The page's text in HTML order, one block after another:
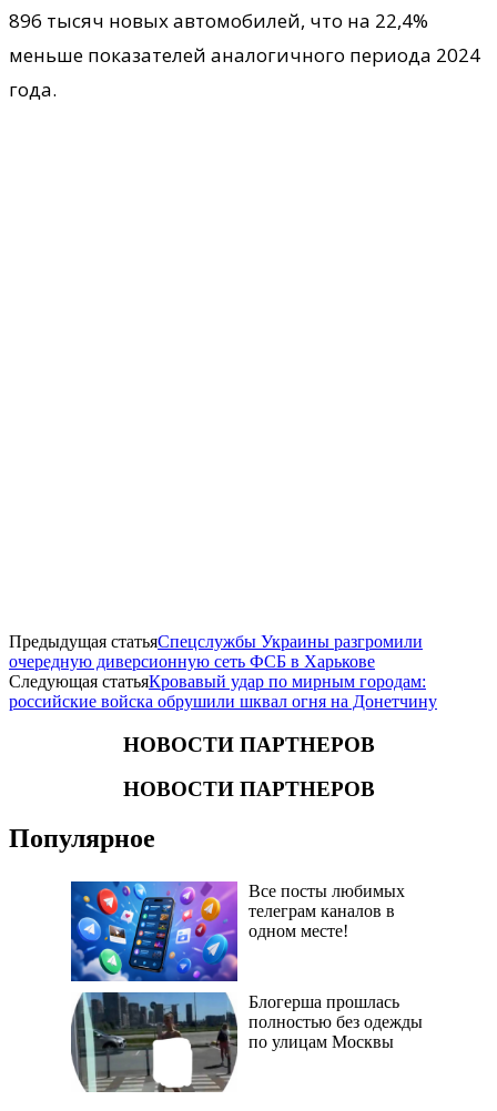
896 тысяч новых автомобилей, что на 22,4%
меньше показателей аналогичного периода 2024
года.
Предыдущая статьяСпецслужбы Украины разгромили
очередную диверсионную сеть ФСБ в Харькове
Следующая статьяКровавый удар по мирным городам:
российские войска обрушили шквал огня на Донетчину
НОВОСТИ ПАРТНЕРОВ
НОВОСТИ ПАРТНЕРОВ
Популярное
Все посты любимых
телеграм каналов в
одном месте!
Блогерша прошлась
полностью без одежды
по улицам Москвы